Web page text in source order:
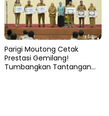
Parigi Moutong Cetak
Prestasi Gemilang!
Tumbangkan Tantangan